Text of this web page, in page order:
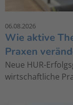
06.08.2026
Wie aktive
Praxen
Neue HUR-
wirtschaftliche